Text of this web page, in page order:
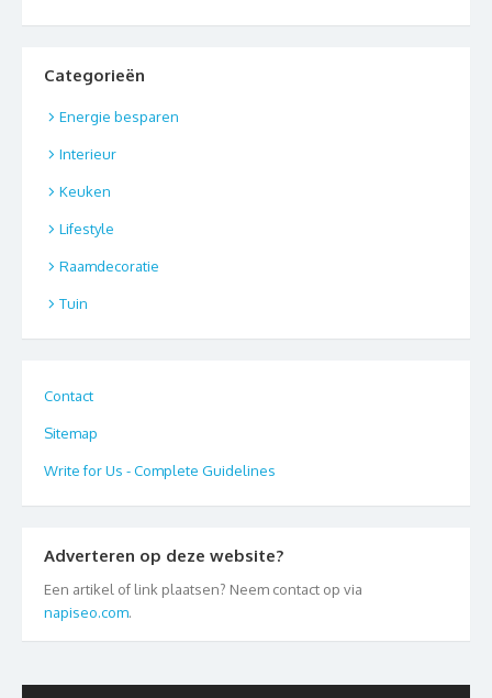
Categorieën
Energie besparen
Interieur
Keuken
Lifestyle
Raamdecoratie
Tuin
Contact
Sitemap
Write for Us - Complete Guidelines
Adverteren op deze website?
Een artikel of link plaatsen? Neem contact op via
napiseo.com.